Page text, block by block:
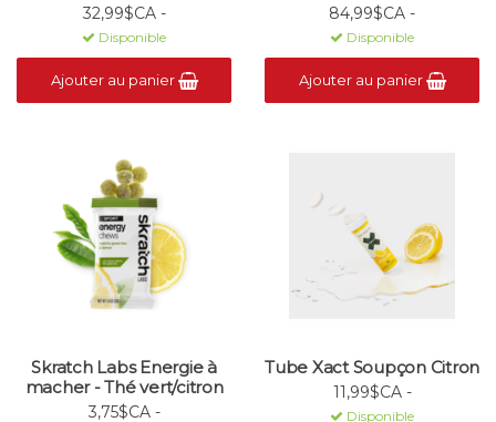
32,99$CA -
Disponible
Ajouter au panier
84,99$CA -
Disponible
Ajouter au panier
Skratch Labs Energie à
macher - Thé vert/citron
3,75$CA -
Tube Xact Soupçon Citron
11,99$CA -
Disponible